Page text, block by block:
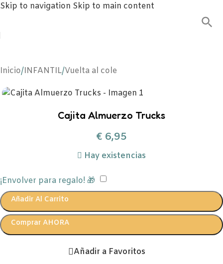
Skip to navigation Skip to main content
Inicio/INFANTIL/Vuelta al cole
Cajita Almuerzo Trucks
€ 6,95
Hay existencias
¡Envolver para regalo! 🎁
Añadir Al Carrito
Comprar AHORA
Añadir a Favoritos